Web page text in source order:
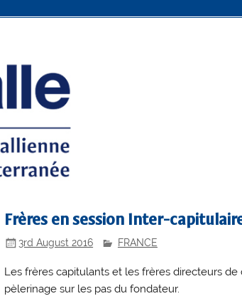
Frères en session Inter-
3rd August 2016 FRANCE
Les frères capitulants et les frères directeurs
pèlerinage sur les pas du fondateur.